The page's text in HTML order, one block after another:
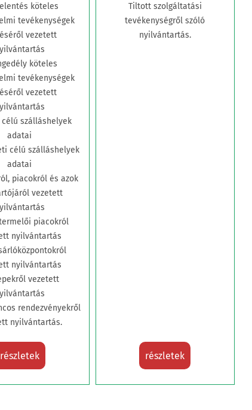
köteles
tevékenységek
vezetett
köteles
tevékenységek
vezetett
célú szálláshelyek
adatai
célú szálláshelyek
adatai
piacokról és azok
vezetett
piacokról
nyilvántartás
nyilvántartás
vezetett
rendezvényekről
nyilvántartás.
részletek
Tiltott szolgáltatási
tevékenységről szóló
nyilvántartás.
részletek